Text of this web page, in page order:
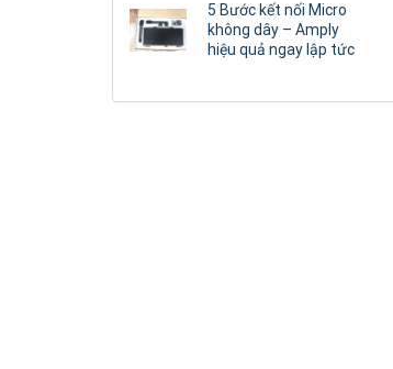
5 Bước kết nối Micro
không dây – Amply
hiệu quả ngay lập tức